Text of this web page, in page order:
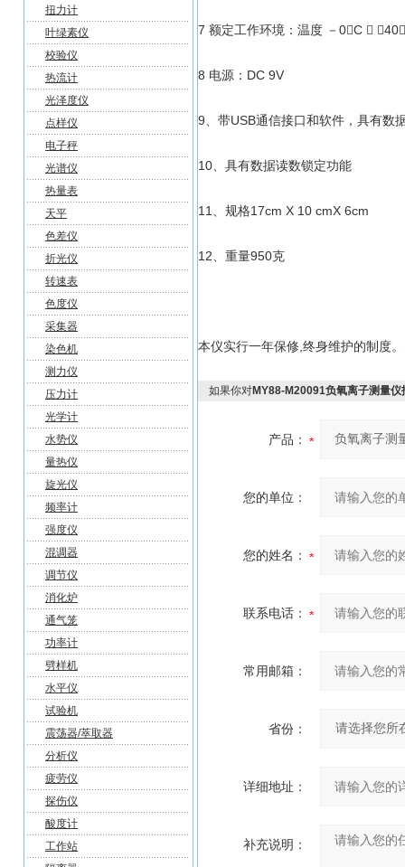
扭力计
叶绿素仪
校验仪
热流计
光泽度仪
点样仪
电子秤
光谱仪
热量表
天平
色差仪
折光仪
转速表
色度仪
采集器
染色机
测力仪
压力计
光学计
水势仪
量热仪
旋光仪
频率计
强度仪
混调器
调节仪
消化炉
通气笼
功率计
劈样机
水平仪
试验机
震荡器/萃取器
分析仪
疲劳仪
探伤仪
酸度计
工作站
7 额定工作环境：温度 －0C  ＋
8 电源：DC 9V
9、带USB通信接口和软件，具有数
10、具有数据读数锁定功能
11、规格17cm X 10 cmX 6cm
12、重量950克
本仪实行一年保修,终身维护的制度
如果你对MY88-M20091负氧离子测量仪
产品：
您的单位：
您的姓名：
联系电话：
常用邮箱：
省份：
详细地址：
补充说明：